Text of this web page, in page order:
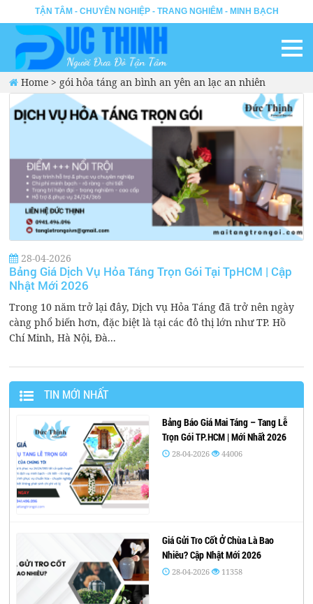
TẬN TÂM - CHUYÊN NGHIỆP - TRANG NGHIÊM - MINH BẠCH
Home > gói hỏa táng an bình an yên an lạc an nhiên
28-04-2026
Bảng Giá Dịch Vụ Hỏa Táng Trọn Gói Tại TpHCM | Cập
Nhật Mới 2026
Trong 10 năm trở lại đây, Dịch vụ Hỏa Táng đã trở nên ngày
càng phổ biến hơn, đặc biệt là tại các đô thị lớn như TP. Hồ
Chí Minh, Hà Nội, Đà...
TIN MỚI NHẤT
Bảng Báo Giá Mai Táng – Tang Lễ
Trọn Gói TP.HCM | Mới Nhất 2026
28-04-2026 44006
Giá Gửi Tro Cốt Ở Chùa Là Bao
Nhiêu? Cập Nhật Mới 2026
28-04-2026 11358